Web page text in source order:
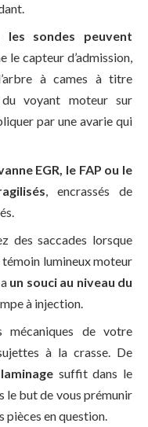
sondes peuvent
le capteur d’admission,
à cames à titre
du voyant moteur sur
par une avarie qui
EGR, le FAP ou le
, encrassés de
des saccades lorsque
témoin lumineux moteur
un souci au niveau du
à injection.
mécaniques de votre
à la crasse. De
suffit dans le
le but de vous prémunir
pièces en question.